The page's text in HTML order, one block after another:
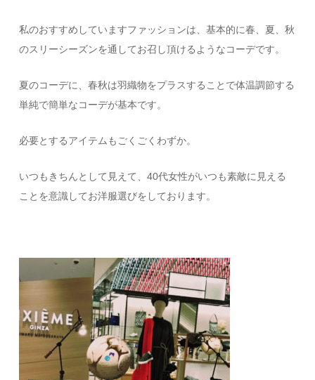
私のおすすめしていますファッションは、基本的に春、夏、秋
のスリーシーズンを通してお召し頂けるようなコーデです。
夏のコーデに、春秋は羽織物をプラスすることで体温調節する
単純で簡単なコーデが基本です。
必要とするアイテムもごくごくわずか。
いつもきちんとして見えて、40代女性がいつも素敵に見える
ことを意識してお洋服選びをしております。